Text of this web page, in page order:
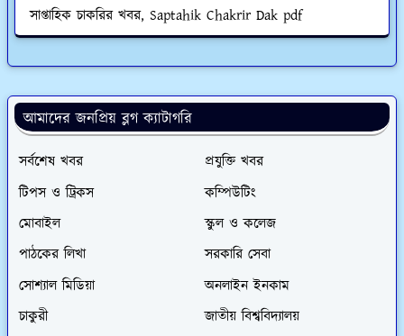
সাপ্তাহিক চাকরির খবর, Saptahik Chakrir Dak pdf
আমাদের জনপ্রিয় ব্লগ ক্যাটাগরি
সর্বশেষ খবর
প্রযুক্তি খবর
টিপস ও ট্রিকস
কম্পিউটিং
মোবাইল
স্কুল ও কলেজ
পাঠকের লিখা
সরকারি সেবা
সোশ্যাল মিডিয়া
অনলাইন ইনকাম
চাকুরী
জাতীয় বিশ্ববিদ্যালয়